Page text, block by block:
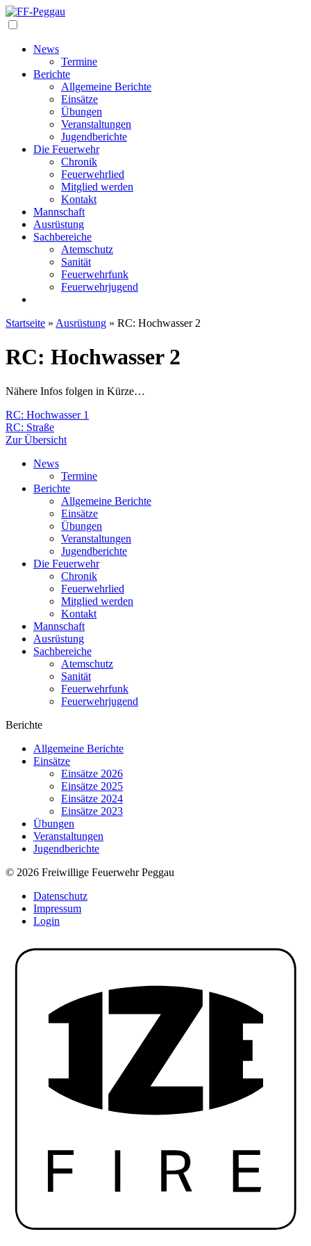
News
Termine
Berichte
Allgemeine Berichte
Einsätze
Übungen
Veranstaltungen
Jugendberichte
Die Feuerwehr
Chronik
Feuerwehrlied
Mitglied werden
Kontakt
Mannschaft
Ausrüstung
Sachbereiche
Atemschutz
Sanität
Feuerwehrfunk
Feuerwehrjugend
Startseite » Ausrüstung » RC: Hochwasser 2
RC: Hochwasser 2
Nähere Infos folgen in Kürze…
Beitragsnavigation
Vorherige
Ausrüstung:
RC: Hochwasser 1
Nächste
Ausrüstung:
RC: Straße
Zur Übersicht
News
Termine
Berichte
Allgemeine Berichte
Einsätze
Übungen
Veranstaltungen
Jugendberichte
Die Feuerwehr
Chronik
Feuerwehrlied
Mitglied werden
Kontakt
Mannschaft
Ausrüstung
Sachbereiche
Atemschutz
Sanität
Feuerwehrfunk
Feuerwehrjugend
Berichte
Allgemeine Berichte
Einsätze
Einsätze 2026
Einsätze 2025
Einsätze 2024
Einsätze 2023
Übungen
Veranstaltungen
Jugendberichte
© 2026 Freiwillige Feuerwehr Peggau
Datenschutz
Impressum
Login